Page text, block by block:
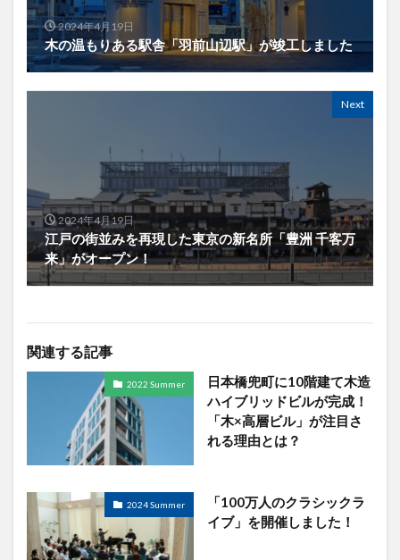
2024年4月19日
木の温もりある駅舎「羽前山辺駅」が竣工しました
Next
2024年4月19日
江戸の街並みを再現した東京の新名所「豊洲 千客万
来」がオープン！
関連する記事
2022 Summer
日本橋兜町に10階建て木造
ハイブリッドビルが完成！
「木×高層ビル」が注目さ
れる理由とは？
2024 Summer
「100万人のクラシックラ
イブ」を開催しました！